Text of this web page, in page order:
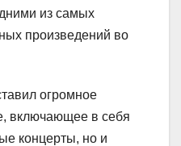
из самых
произведений во
огромное
включающее в себя
концерты, но и